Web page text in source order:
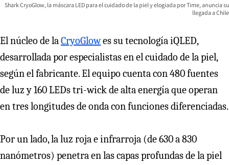
Shark CryoGlow, la máscara LED para el cuidado de la piel y elogiada por Time, anuncia su
llegada a Chile
El núcleo de laCryoGlowes su tecnología iQLED,
desarrollada por especialistas en el cuidado de la piel,
según el fabricante. El equipo cuenta con 480 fuentes
de luz y 160 LEDs tri-wick de alta energía que operan
en tres longitudes de onda con funciones diferenciadas.
Por un lado, la luz roja e infrarroja (de 630 a 830
nanómetros) penetra en las capas profundas de la piel